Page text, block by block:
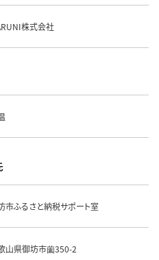
株式会社
市ふるさと納税サポート室
山県御坊市薗350-2